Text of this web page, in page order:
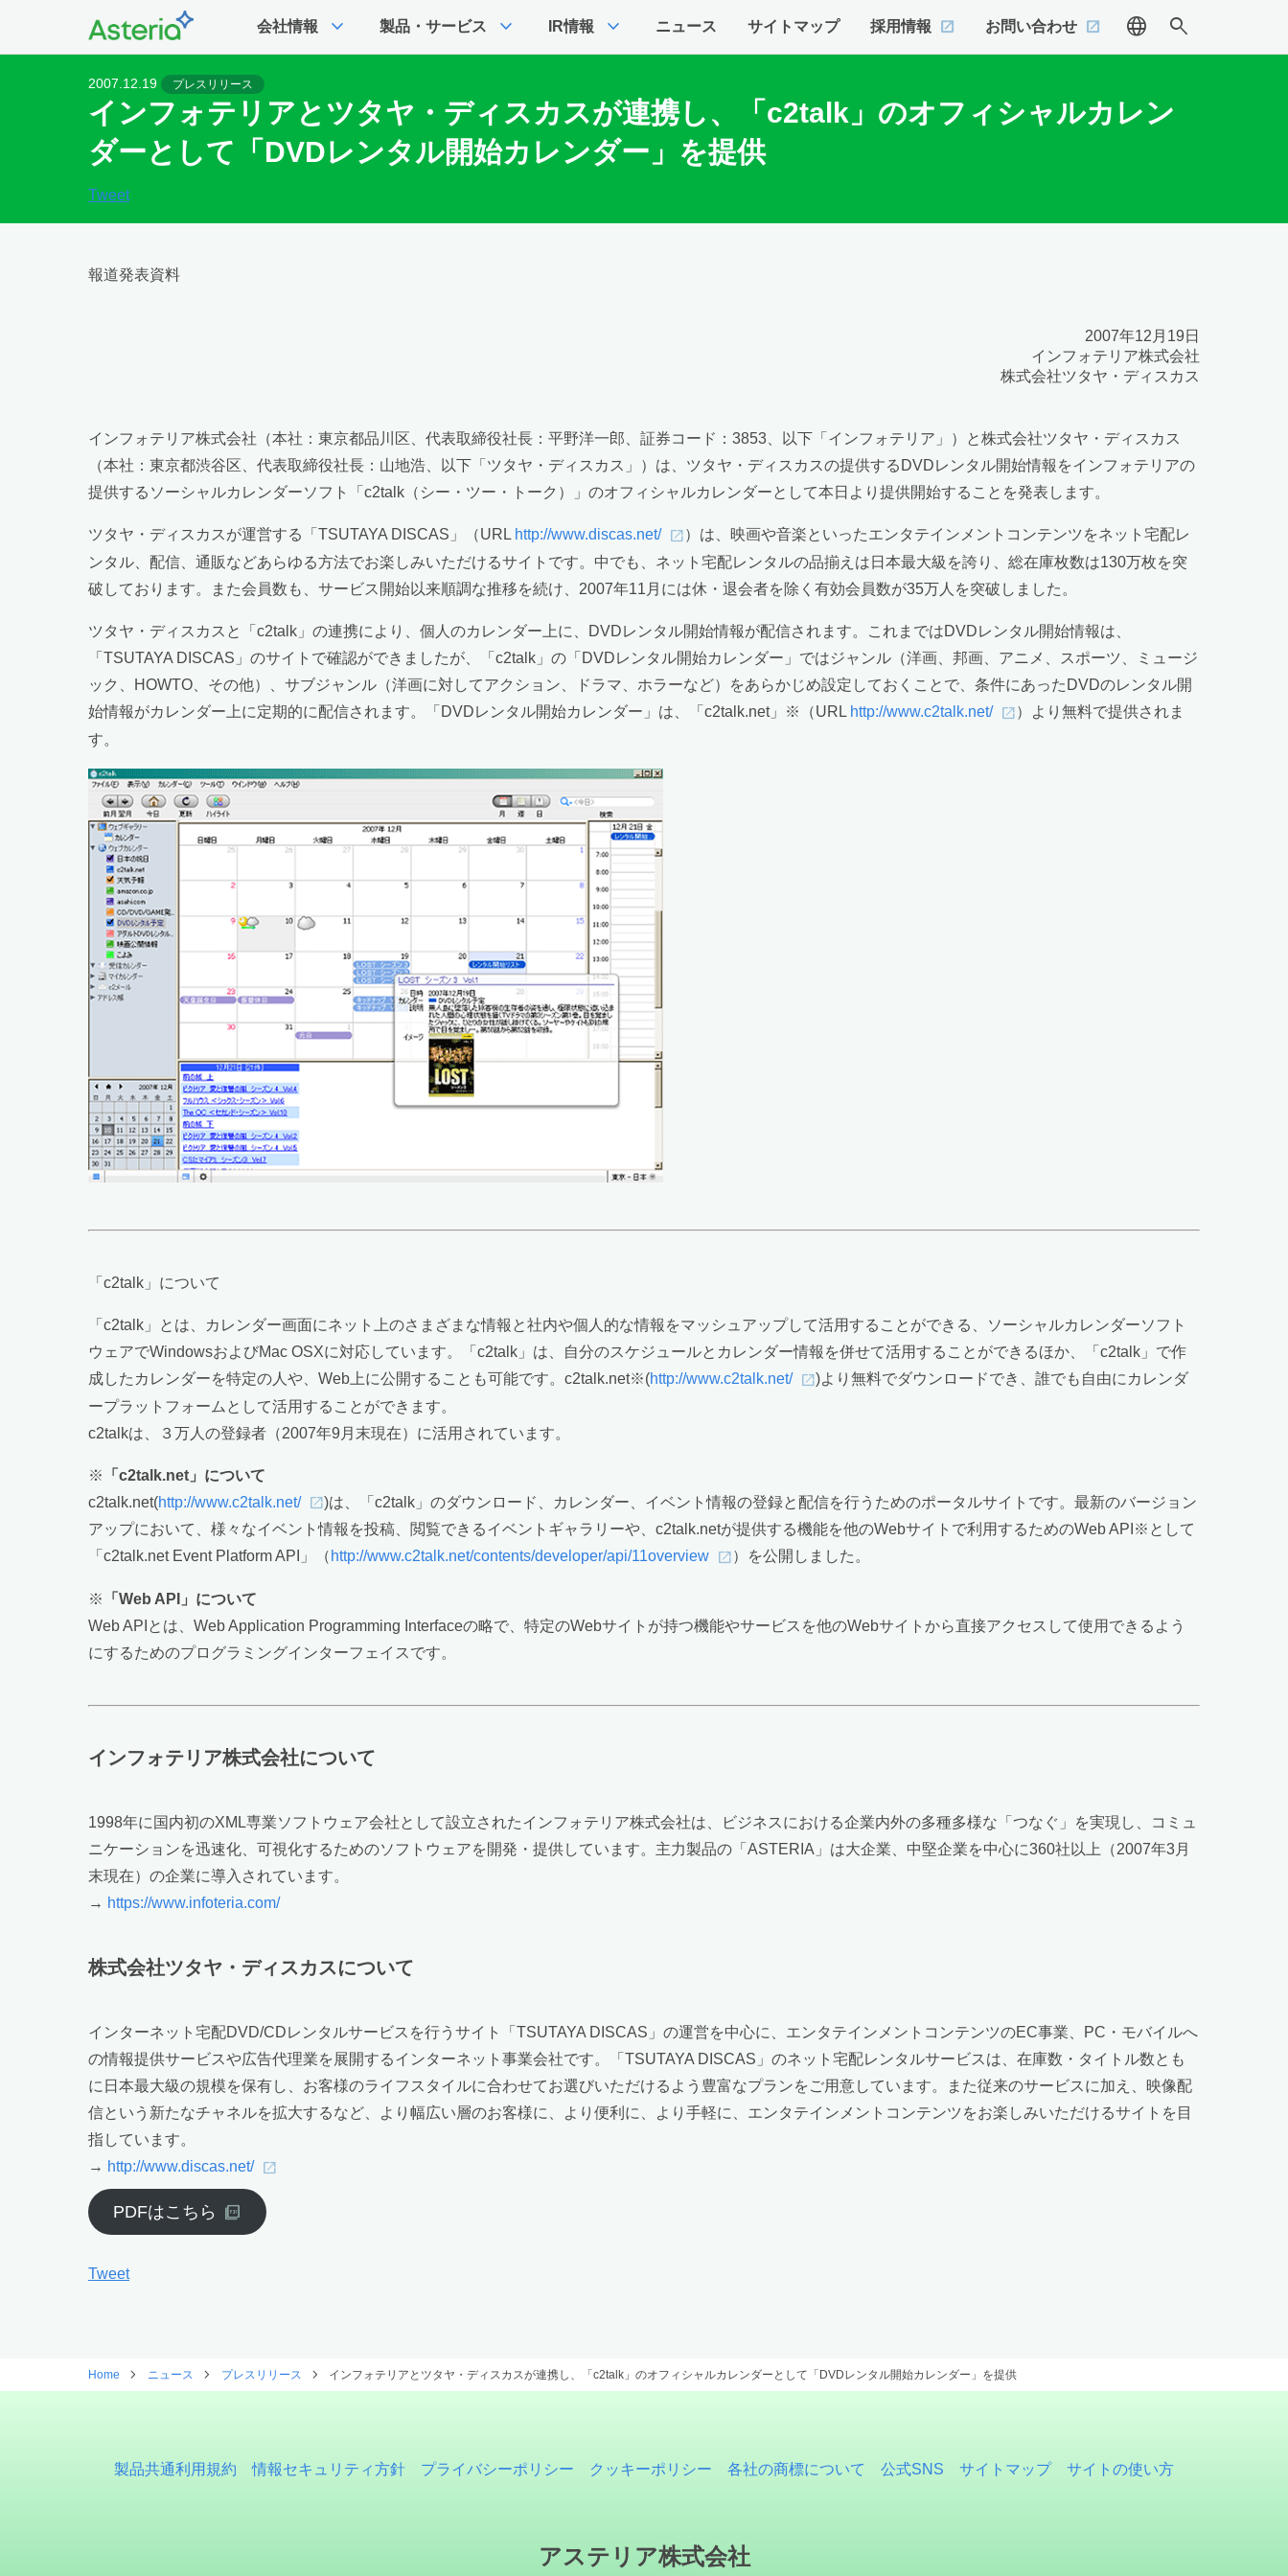
会社情報 expand_more 製品・サービス expand_more IR情報 expand_more ニュース サイトマップ 採用情報 お問い合わせ language search
2007.12.19 プレスリリース
インフォテリアとツタヤ・ディスカスが連携し、「c2talk」のオフィシャルカレン
ダーとして「DVDレンタル開始カレンダー」を提供
Tweet
報道発表資料
2007年12月19日
インフォテリア株式会社
株式会社ツタヤ・ディスカス
インフォテリア株式会社（本社：東京都品川区、代表取締役社長：平野洋一郎、証券コード：3853、以下「インフォテリア」）と株式会社ツタヤ・ディスカス
（本社：東京都渋谷区、代表取締役社長：山地浩、以下「ツタヤ・ディスカス」）は、ツタヤ・ディスカスの提供するDVDレンタル開始情報をインフォテリアの
提供するソーシャルカレンダーソフト「c2talk（シー・ツー・トーク）」のオフィシャルカレンダーとして本日より提供開始することを発表します。
ツタヤ・ディスカスが運営する「TSUTAYA DISCAS」（URL http://www.discas.net/
）は、映画や音楽といったエンタテインメントコンテンツをネット宅配レ
ンタル、配信、通販などあらゆる方法でお楽しみいただけるサイトです。中でも、ネット宅配レンタルの品揃えは日本最大級を誇り、総在庫枚数は130万枚を突
破しております。また会員数も、サービス開始以来順調な推移を続け、2007年11月には休・退会者を除く有効会員数が35万人を突破しました。
ツタヤ・ディスカスと「c2talk」の連携により、個人のカレンダー上に、DVDレンタル開始情報が配信されます。これまではDVDレンタル開始情報は、
「TSUTAYA DISCAS」のサイトで確認ができましたが、「c2talk」の「DVDレンタル開始カレンダー」ではジャンル（洋画、邦画、アニメ、スポーツ、ミュージ
ック、HOWTO、その他）、サブジャンル（洋画に対してアクション、ドラマ、ホラーなど）をあらかじめ設定しておくことで、条件にあったDVDのレンタル開
始情報がカレンダー上に定期的に配信されます。「DVDレンタル開始カレンダー」は、「c2talk.net」※（URL http://www.c2talk.net/
）より無料で提供されま
す。
「c2talk」について
「c2talk」とは、カレンダー画面にネット上のさまざまな情報と社内や個人的な情報をマッシュアップして活用することができる、ソーシャルカレンダーソフト
ウェアでWindowsおよびMac OSXに対応しています。「c2talk」は、自分のスケジュールとカレンダー情報を併せて活用することができるほか、「c2talk」で作
成したカレンダーを特定の人や、Web上に公開することも可能です。c2talk.net※(http://www.c2talk.net/
)より無料でダウンロードでき、誰でも自由にカレンダ
ープラットフォームとして活用することができます。
c2talkは、３万人の登録者（2007年9月末現在）に活用されています。
※
「c2talk.net」について
c2talk.net(http://www.c2talk.net/
)は、「c2talk」のダウンロード、カレンダー、イベント情報の登録と配信を行うためのポータルサイトです。最新のバージョン
アップにおいて、様々なイベント情報を投稿、閲覧できるイベントギャラリーや、c2talk.netが提供する機能を他のWebサイトで利用するためのWeb API※として
「c2talk.net Event Platform API」（ http://www.c2talk.net/contents/developer/api/11overview ）を公開しました。
※
「Web API」について
Web APIとは、Web Application Programming Interfaceの略で、特定のWebサイトが持つ機能やサービスを他のWebサイトから直接アクセスして使用できるよう
にするためのプログラミングインターフェイスです。
インフォテリア株式会社について
1998年に国内初のXML専業ソフトウェア会社として設立されたインフォテリア株式会社は、ビジネスにおける企業内外の多種多様な「つなぐ」を実現し、コミュ
ニケーションを迅速化、可視化するためのソフトウェアを開発・提供しています。主力製品の「ASTERIA」は大企業、中堅企業を中心に360社以上（2007年3月
末現在）の企業に導入されています。
→ https://www.infoteria.com/
株式会社ツタヤ・ディスカスについて
インターネット宅配DVD/CDレンタルサービスを行うサイト「TSUTAYA DISCAS」の運営を中心に、エンタテインメントコンテンツのEC事業、PC・モバイルへ
の情報提供サービスや広告代理業を展開するインターネット事業会社です。「TSUTAYA DISCAS」のネット宅配レンタルサービスは、在庫数・タイトル数とも
に日本最大級の規模を保有し、お客様のライフスタイルに合わせてお選びいただけるよう豊富なプランをご用意しています。また従来のサービスに加え、映像配
信という新たなチャネルを拡大するなど、より幅広い層のお客様に、より便利に、より手軽に、エンタテインメントコンテンツをお楽しみいただけるサイトを目
指しています。
→ http://www.discas.net/
PDFはこちら
Tweet
Home ニュース プレスリリース インフォテリアとツタヤ・ディスカスが連携し、「c2talk」のオフィシャルカレンダーとして「DVDレンタル開始カレンダー」を提供
製品共通利用規約 情報セキュリティ方針 プライバシーポリシー クッキーポリシー 各社の商標について 公式SNS サイトマップ サイトの使い方
アステリア株式会社